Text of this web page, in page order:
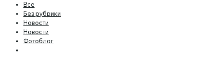
Все
Без рубрики
Новости
Новости
Фотоблог